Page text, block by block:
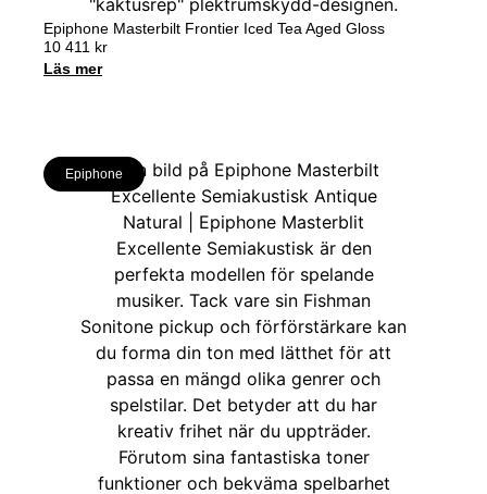
Epiphone Masterbilt Frontier Iced Tea Aged Gloss
10 411 kr
Läs mer
Epiphone